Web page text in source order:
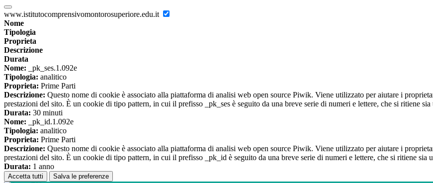
www.istitutocomprensivomontorosuperiore.edu.it
Nome
Tipologia
Proprieta
Descrizione
Durata
Nome: _pk_ses.1.092e
Tipologia: analitico
Proprieta: Prime Parti
Descrizione: Questo nome di cookie è associato alla piattaforma di analisi web open source Piwik. Viene utilizzato per aiutare i
prestazioni del sito. È un cookie di tipo pattern, in cui il prefisso _pk_ses è seguito da una breve serie di numeri e lettere, che si ritiene
Durata: 30 minuti
Nome: _pk_id.1.092e
Tipologia: analitico
Proprieta: Prime Parti
Descrizione: Questo nome di cookie è associato alla piattaforma di analisi web open source Piwik. Viene utilizzato per aiutare i
prestazioni del sito. È un cookie di tipo pattern, in cui il prefisso _pk_id è seguito da una breve serie di numeri e lettere, che si ritiene
Durata: 1 anno
Accetta tutti Salva le preferenze